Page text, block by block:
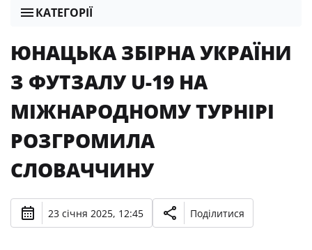
КАТЕГОРІЇ
ЮНАЦЬКА ЗБІРНА УКРАЇНИ
З ФУТЗАЛУ U-19 НА
МІЖНАРОДНОМУ ТУРНІРІ
РОЗГРОМИЛА
СЛОВАЧЧИНУ
23 січня 2025, 12:45 Поділитися